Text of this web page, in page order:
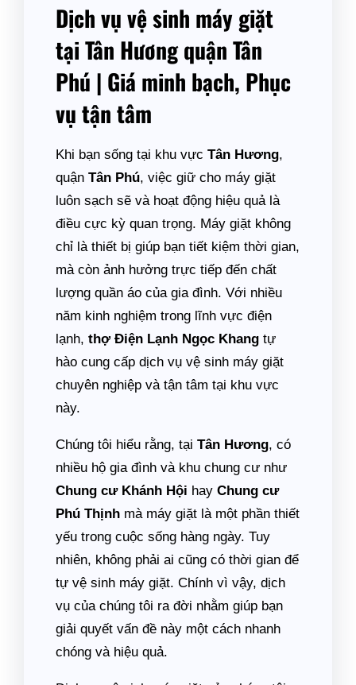
Dịch vụ vệ sinh máy giặt
tại Tân Hương quận Tân
Phú | Giá minh bạch, Phục
vụ tận tâm
Khi bạn sống tại khu vực Tân Hương,
quận Tân Phú, việc giữ cho máy giặt
luôn sạch sẽ và hoạt động hiệu quả là
điều cực kỳ quan trọng. Máy giặt không
chỉ là thiết bị giúp bạn tiết kiệm thời gian,
mà còn ảnh hưởng trực tiếp đến chất
lượng quần áo của gia đình. Với nhiều
năm kinh nghiệm trong lĩnh vực điện
lạnh, thợ Điện Lạnh Ngọc Khang tự
hào cung cấp dịch vụ vệ sinh máy giặt
chuyên nghiệp và tận tâm tại khu vực
này.
Chúng tôi hiểu rằng, tại Tân Hương, có
nhiều hộ gia đình và khu chung cư như
Chung cư Khánh Hội hay Chung cư
Phú Thịnh mà máy giặt là một phần thiết
yếu trong cuộc sống hàng ngày. Tuy
nhiên, không phải ai cũng có thời gian để
tự vệ sinh máy giặt. Chính vì vậy, dịch
vụ của chúng tôi ra đời nhằm giúp bạn
giải quyết vấn đề này một cách nhanh
chóng và hiệu quả.